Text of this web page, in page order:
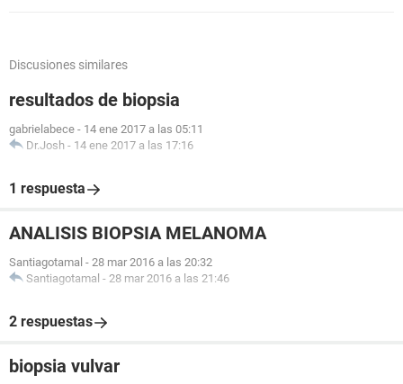
Discusiones similares
resultados de biopsia
gabrielabece - 14 ene 2017 a las 05:11
Dr.Josh - 14 ene 2017 a las 17:16
1 respuesta
ANALISIS BIOPSIA MELANOMA
Santiagotamal - 28 mar 2016 a las 20:32
Santiagotamal - 28 mar 2016 a las 21:46
2 respuestas
biopsia vulvar